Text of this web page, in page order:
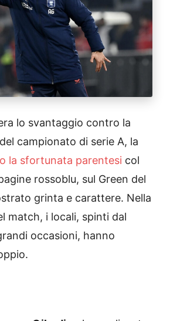
lo svantaggio contro la
campionato di serie A, la
la sfortunata parentesi col
rossoblu, sul Green del
grinta e carattere. Nella
match, i locali, spinti dal
occasioni, hanno